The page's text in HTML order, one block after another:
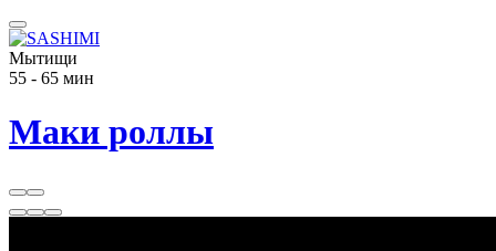
Мытищи
55 - 65 мин
Маки роллы